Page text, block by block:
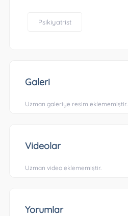
Psikiyatrist
Galeri
Uzman galeriye resim eklememiştir.
Videolar
Uzman video eklememiştir.
Yorumlar